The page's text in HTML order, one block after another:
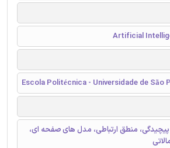
Escola Politécnica - Universidade de São
منطق ارتباطی، مدل های صفحه ای،